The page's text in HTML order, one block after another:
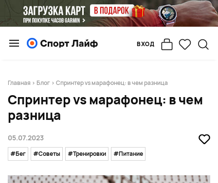
ВХОД
Главная > Блог > Спринтер vs марафонец: в чем разница
Спринтер vs марафонец: в чем
разница
05.07.2023
#Бег #Советы #Тренировки #Питание